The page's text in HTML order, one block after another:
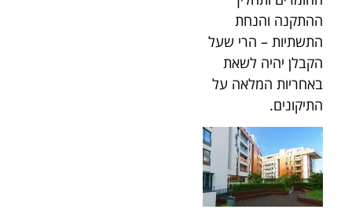
ההתקנה והנחת
התשתיות – הרי שעל
הקבלן יהיה לשאת
באחריות המלאה על
התיקונים.